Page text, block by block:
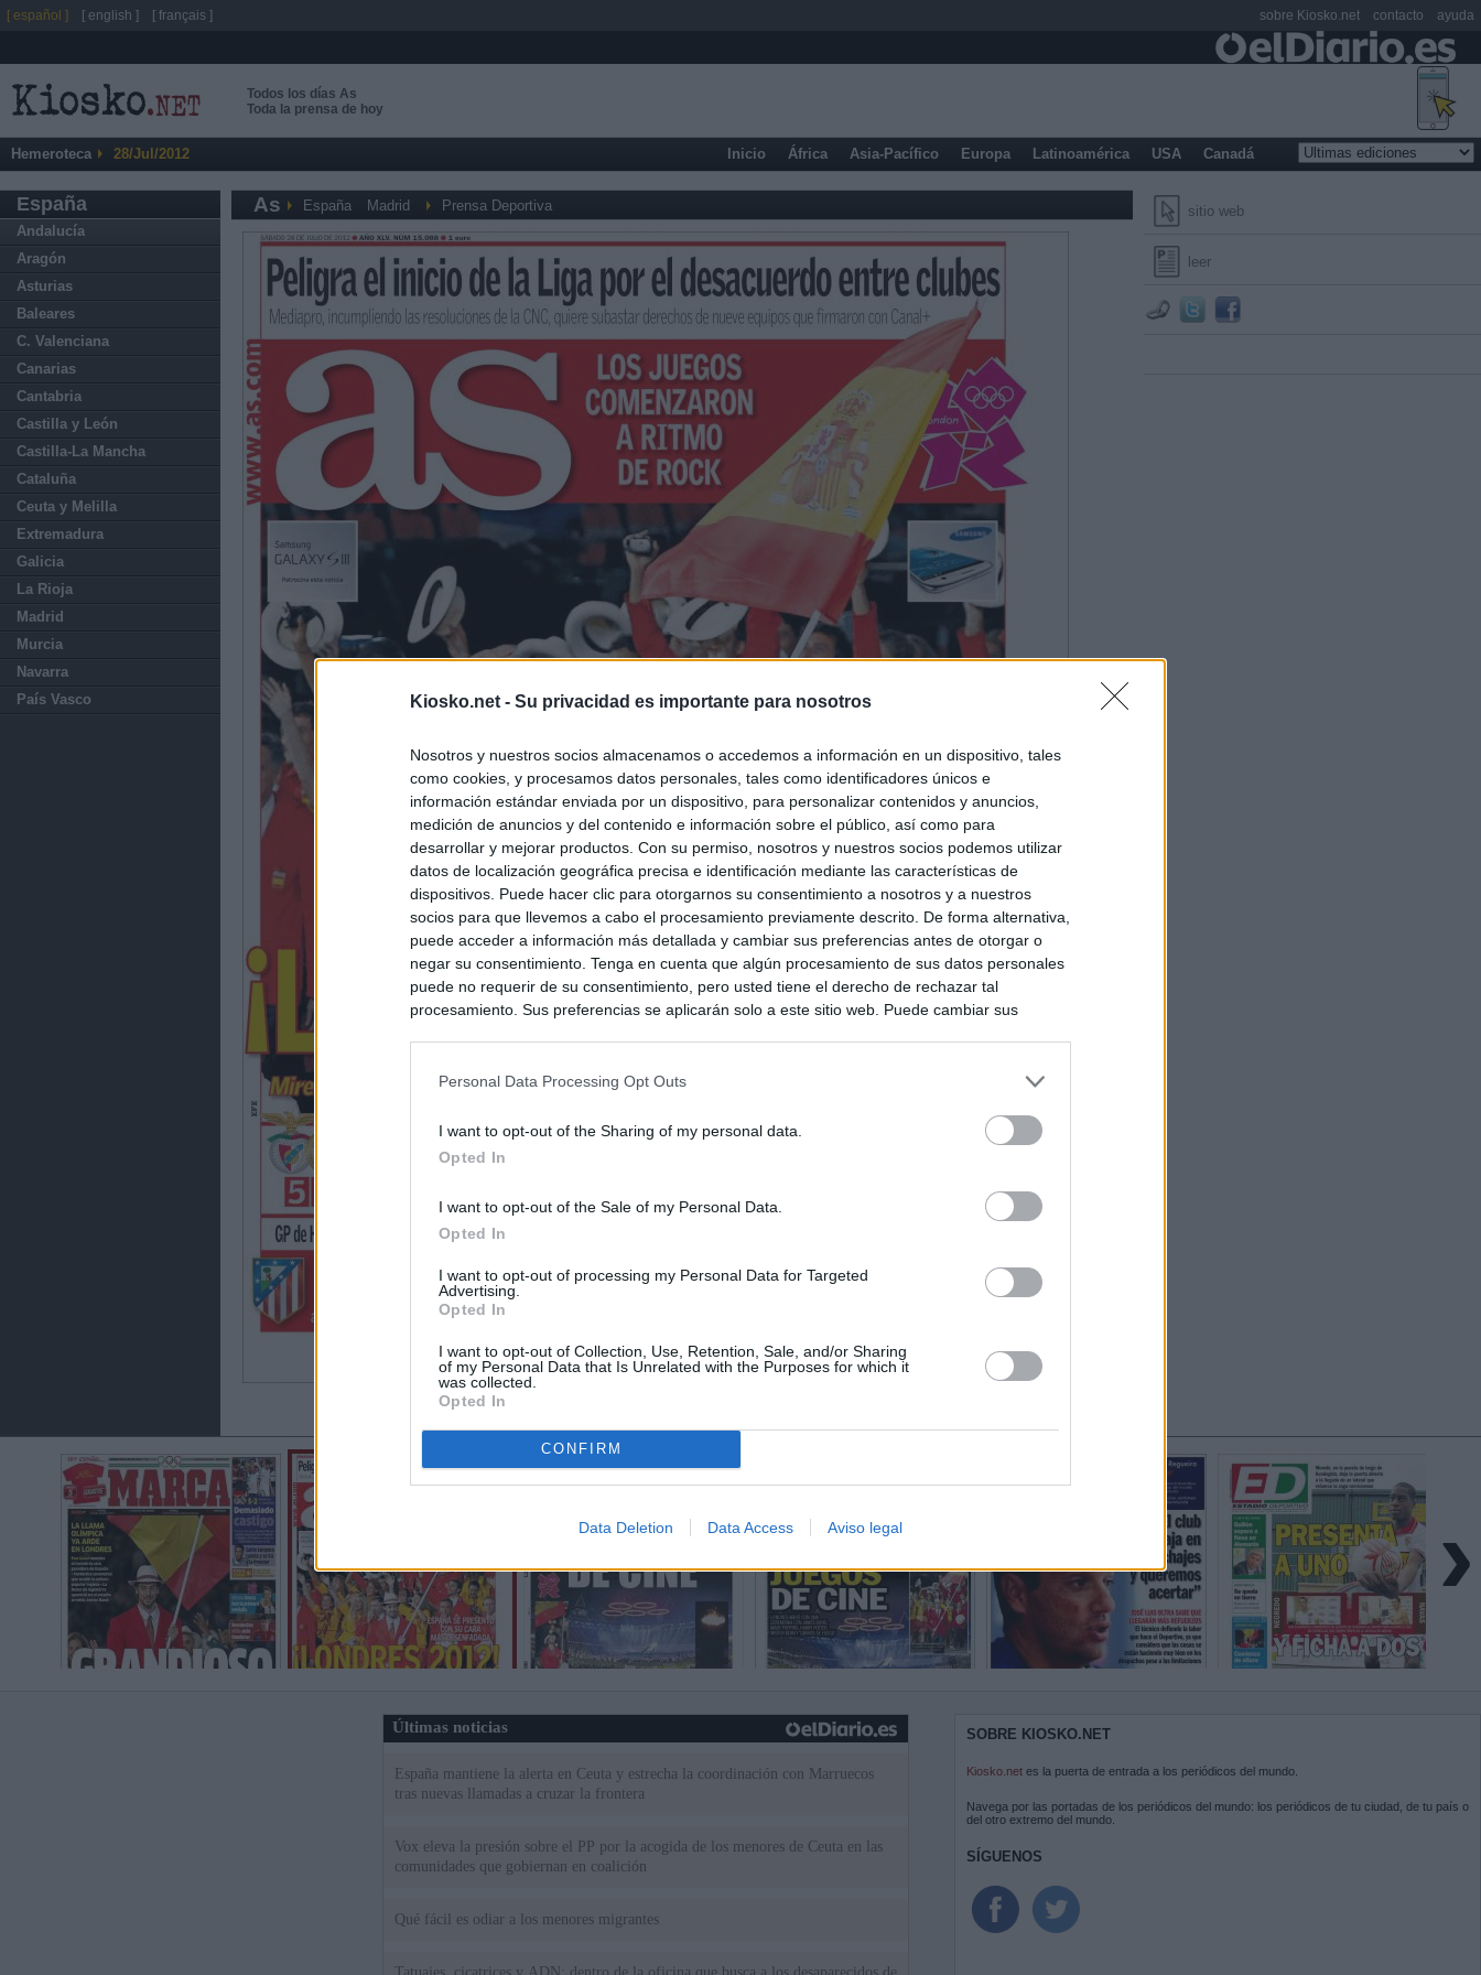
Kiosko.net - Su privacidad es importante para nosotros
Nosotros y nuestros socios almacenamos o accedemos a información en un dispositivo, tales
como cookies, y procesamos datos personales, tales como identificadores únicos e
información estándar enviada por un dispositivo, para personalizar contenidos y anuncios,
medición de anuncios y del contenido e información sobre el público, así como para
desarrollar y mejorar productos. Con su permiso, nosotros y nuestros socios podemos utilizar
datos de localización geográfica precisa e identificación mediante las características de
dispositivos. Puede hacer clic para otorgarnos su consentimiento a nosotros y a nuestros
socios para que llevemos a cabo el procesamiento previamente descrito. De forma alternativa,
puede acceder a información más detallada y cambiar sus preferencias antes de otorgar o
negar su consentimiento. Tenga en cuenta que algún procesamiento de sus datos personales
puede no requerir de su consentimiento, pero usted tiene el derecho de rechazar tal
procesamiento. Sus preferencias se aplicarán solo a este sitio web. Puede cambiar sus
Personal Data Processing Opt Outs
I want to opt-out of the Sharing of my personal data.
Opted In
I want to opt-out of the Sale of my Personal Data.
Opted In
I want to opt-out of processing my Personal Data for Targeted
Advertising.
Opted In
I want to opt-out of Collection, Use, Retention, Sale, and/or Sharing
of my Personal Data that Is Unrelated with the Purposes for which it
was collected.
Opted In
CONFIRM
Data Deletion Data Access Aviso legal
Todos los días As
Toda la prensa de hoy
Hemeroteca 28/Jul/2012 Inicio África Asia-Pacífico Europa Latinoamérica USA Canadá
España
Andalucía
Aragón
Asturias
Baleares
C. Valenciana
Canarias
Cantabria
Castilla y León
Castilla-La Mancha
Cataluña
Ceuta y Melilla
Extremadura
Galicia
La Rioja
Madrid
Murcia
Navarra
País Vasco
sitio web
leer
As España Madrid Prensa Deportiva
›
Últimas noticias
España mantiene la alerta en Ceuta y estrecha la coordinación con Marruecos
tras nuevas llamadas a cruzar la frontera
Vox eleva la presión sobre el PP por la acogida de los menores de Ceuta en las
comunidades que gobiernan en coalición
Qué fácil es odiar a los menores migrantes
SOBRE KIOSKO.NET
Kiosko.net es la puerta de entrada a los periódicos del mundo.
Navega por las portadas de los periódicos del mundo: los periódicos de tu ciudad, de tu país o
del otro extremo del mundo.
SÍGUENOS
[ español ] [ english ] [ français ] sobre Kiosko.net contacto ayuda